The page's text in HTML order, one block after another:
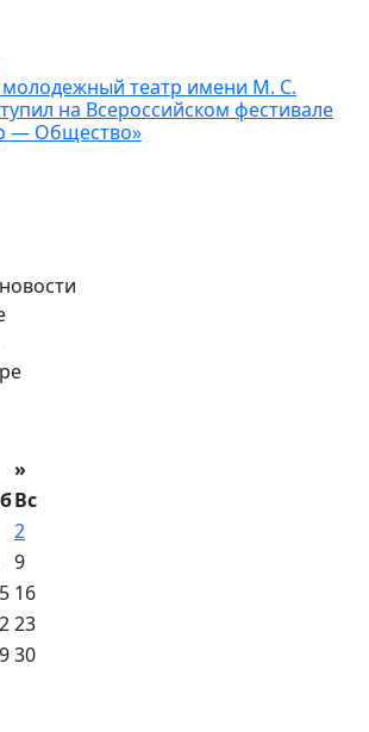
Культура
театр имени М. С.
на Всероссийском фестивале
— Общество»
»
Вс
2
9
16
23
30